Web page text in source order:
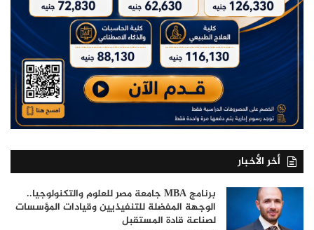
أخر الأخبار
برنامج MBA جامعة مصر للعلوم والتكنولوجيا..
الوجهة المفضلة للتنفيذيين وقيادات المؤسسات
لصناعة قادة المستقبل